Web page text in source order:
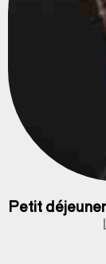
Petit